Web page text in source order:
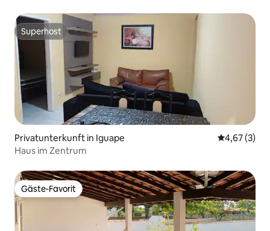
Superhost
Superhost
Privatunterkunft in Iguape
4,67 (3)
Haus im Zentrum
Gäste-Favorit
Gäste-Favorit